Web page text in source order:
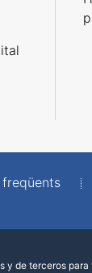
y de terceros